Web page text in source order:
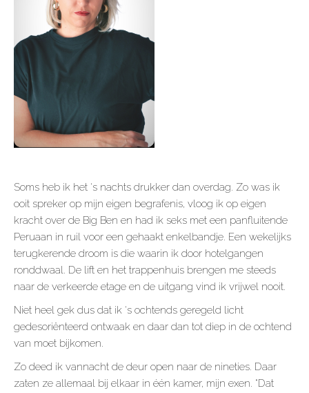
Soms heb ik het ‘s nachts drukker dan overdag. Zo was ik
ooit spreker op mijn eigen begrafenis, vloog ik op eigen
kracht over de Big Ben en had ik seks met een panfluitende
Peruaan in ruil voor een gehaakt enkelbandje. Een wekelijks
terugkerende droom is die waarin ik door hotelgangen
ronddwaal. De lift en het trappenhuis brengen me steeds
naar de verkeerde etage en de uitgang vind ik vrijwel nooit.
Niet heel gek dus dat ik ‘s ochtends geregeld licht
gedesoriënteerd ontwaak en daar dan tot diep in de ochtend
van moet bijkomen.
Zo deed ik vannacht de deur open naar de nineties. Daar
zaten ze allemaal bij elkaar in één kamer, mijn exen. “Dat